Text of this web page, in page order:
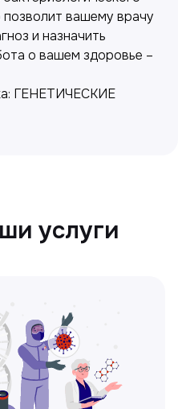
вашему врачу
и назначить
о вашем здоровье –
ГЕНЕТИЧЕСКИЕ